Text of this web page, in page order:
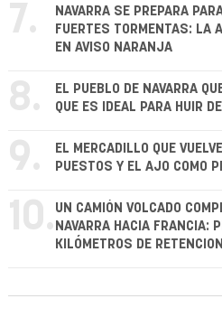
7.
NAVARRA SE PREPARA
FUERTES TORMENTAS: LA
EN AVISO NARANJA
8.
EL PUEBLO DE NAVARRA
QUE ES IDEAL PARA HUIR
9.
EL MERCADILLO QUE
PUESTOS Y EL AJO COMO
10. UN CAMIÓN VOLCADO
NAVARRA HACIA FRANCIA:
KILÓMETROS DE